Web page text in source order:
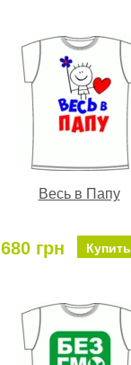
Весь в Папу
680 грн Купить